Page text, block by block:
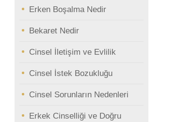
Erken Boşalma Nedir
Bekaret Nedir
Cinsel İletişim ve Evlilik
Cinsel İstek Bozukluğu
Cinsel Sorunların Nedenleri
Erkek Cinselliği ve Doğru